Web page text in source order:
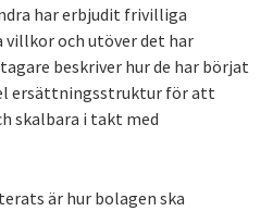
har erbjudit frivilliga
villkor och utöver det har
beskriver hur de har börjat
ersättningsstruktur för att
skalbara i takt med
är hur bolagen ska